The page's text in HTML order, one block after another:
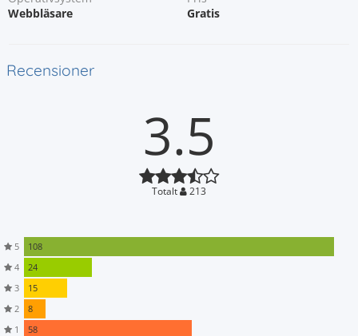
Webbläsare
Gratis
Recensioner
3.5
Totalt 213
5
108
4
24
3
15
2
8
1
58